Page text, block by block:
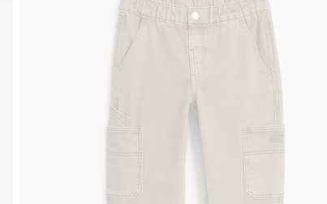
Gratis fraktalternativ